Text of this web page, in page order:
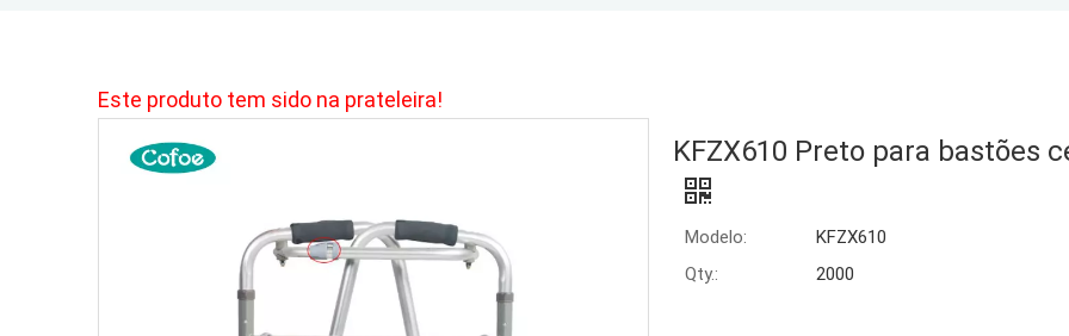
Este produto tem sido na prateleira!
KFZX610 Preto para bastões
Modelo:
KFZX610
Qty.:
2000